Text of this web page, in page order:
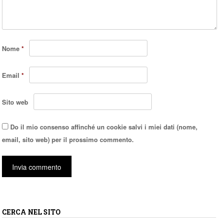
Nome*
Email*
Sito web
Do il mio consenso affinché un cookie salvi i miei dati (nome,
email, sito web) per il prossimo commento.
CERCA NEL SITO